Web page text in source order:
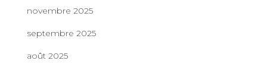
novembre 2025
septembre 2025
août 2025